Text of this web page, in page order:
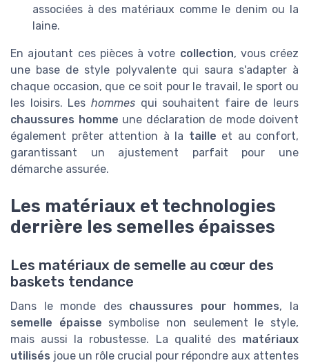
associées à des matériaux comme le denim ou la
laine.
En ajoutant ces pièces à votre collection, vous créez
une base de style polyvalente qui saura s'adapter à
chaque occasion, que ce soit pour le travail, le sport ou
les loisirs. Les hommesqui souhaitent faire de leurs
chaussures homme une déclaration de mode doivent
également prêter attention à la taille et au confort,
garantissant un ajustement parfait pour une
démarche assurée.
Les matériaux et technologies
derrière les semelles épaisses
Les matériaux de semelle au cœur des
baskets tendance
Dans le monde des chaussures pour hommes, la
semelle épaisse symbolise non seulement le style,
mais aussi la robustesse. La qualité des matériaux
utilisés joue un rôle crucial pour répondre aux attentes